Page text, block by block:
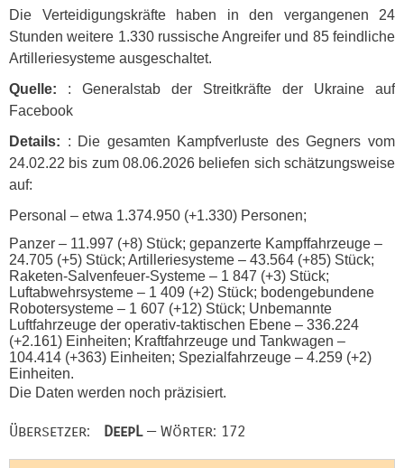
Die Verteidigungskräfte haben in den vergangenen 24
Stunden weitere 1.330 russische Angreifer und 85 feindliche
Artilleriesysteme ausgeschaltet.
Quelle: : Generalstab der Streitkräfte der Ukraine auf
Facebook
Details: : Die gesamten Kampfverluste des Gegners vom
24.02.22 bis zum 08.06.2026 beliefen sich schätzungsweise
auf:
Personal – etwa 1.374.950 (+1.330) Personen;
Panzer – 11.997 (+8) Stück; gepanzerte Kampffahrzeuge –
24.705 (+5) Stück; Artilleriesysteme – 43.564 (+85) Stück;
Raketen-Salvenfeuer-Systeme – 1 847 (+3) Stück;
Luftabwehrsysteme – 1 409 (+2) Stück; bodengebundene
Robotersysteme – 1 607 (+12) Stück; Unbemannte
Luftfahrzeuge der operativ-taktischen Ebene – 336.224
(+2.161) Einheiten; Kraftfahrzeuge und Tankwagen –
104.414 (+363) Einheiten; Spezialfahrzeuge – 4.259 (+2)
Einheiten.
Die Daten werden noch präzisiert.
Übersetzer: DeepL— Wörter: 172